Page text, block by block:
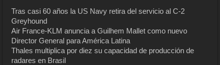
Tras casi 60 años la US Navy retira del servicio al C-2
Greyhound
Air France-KLM anuncia a Guilhem Mallet como nuevo
Director General para América Latina
Thales multiplica por diez su capacidad de producción de
radares en Brasil